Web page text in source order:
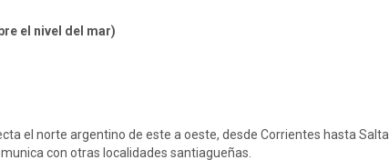
el nivel del mar)
el norte argentino de este a oeste, desde Corrientes hasta Salta.
con otras localidades santiagueñas.